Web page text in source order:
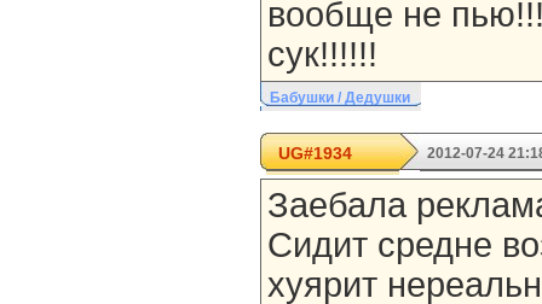
вообще не
сук!!!!!!
Бабушки / Дедушки
UG#1934 2012-07-24
Заебала
Сидит средне
хуярит